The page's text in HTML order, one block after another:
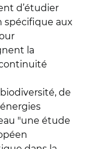
d’étudier
spécifique aux
la
de
"une étude